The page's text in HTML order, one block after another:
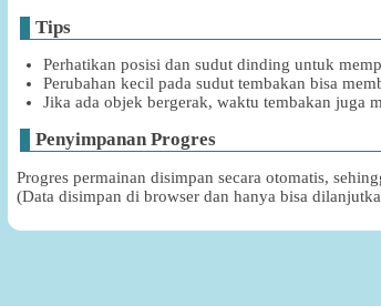
Tips
Perhatikan posisi dan sudut dinding untuk
Perubahan kecil pada sudut tembakan bisa
Jika ada objek bergerak, waktu tembakan juga
Penyimpanan Progres
Progres permainan disimpan secara otomatis,
(Data disimpan di browser dan hanya bisa